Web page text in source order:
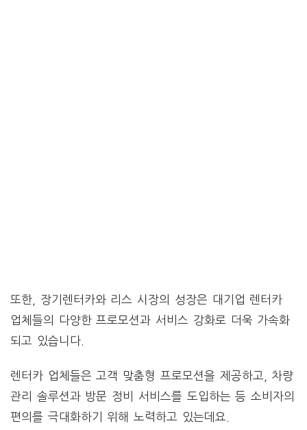
또한, 장기렌터카와 리스 시장의 성장은 대기업 렌터카
업체들의 다양한 프로모션과 서비스 강화로 더욱 가속화
되고 있습니다.
렌터카 업체들은 고객 맞춤형 프로모션을 제공하고, 차량
관리 솔루션과 방문 정비 서비스를 도입하는 등 소비자의
편의를 극대화하기 위해 노력하고 있는데요.